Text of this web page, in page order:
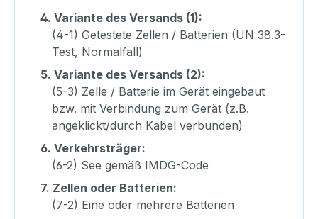
4. Variante des Versands (1):
(4-1) Getestete Zellen / Batterien (UN 38.3-
Test, Normalfall)
5. Variante des Versands (2):
(5-3) Zelle / Batterie im Gerät eingebaut
bzw. mit Verbindung zum Gerät (z.B.
angeklickt/durch Kabel verbunden)
6. Verkehrsträger:
(6-2) See gemäß IMDG-Code
7. Zellen oder Batterien:
(7-2) Eine oder mehrere Batterien